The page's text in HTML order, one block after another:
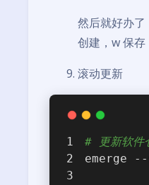
然后就好办
创建，w 保存
滚动更新
# 更新软件
emerge